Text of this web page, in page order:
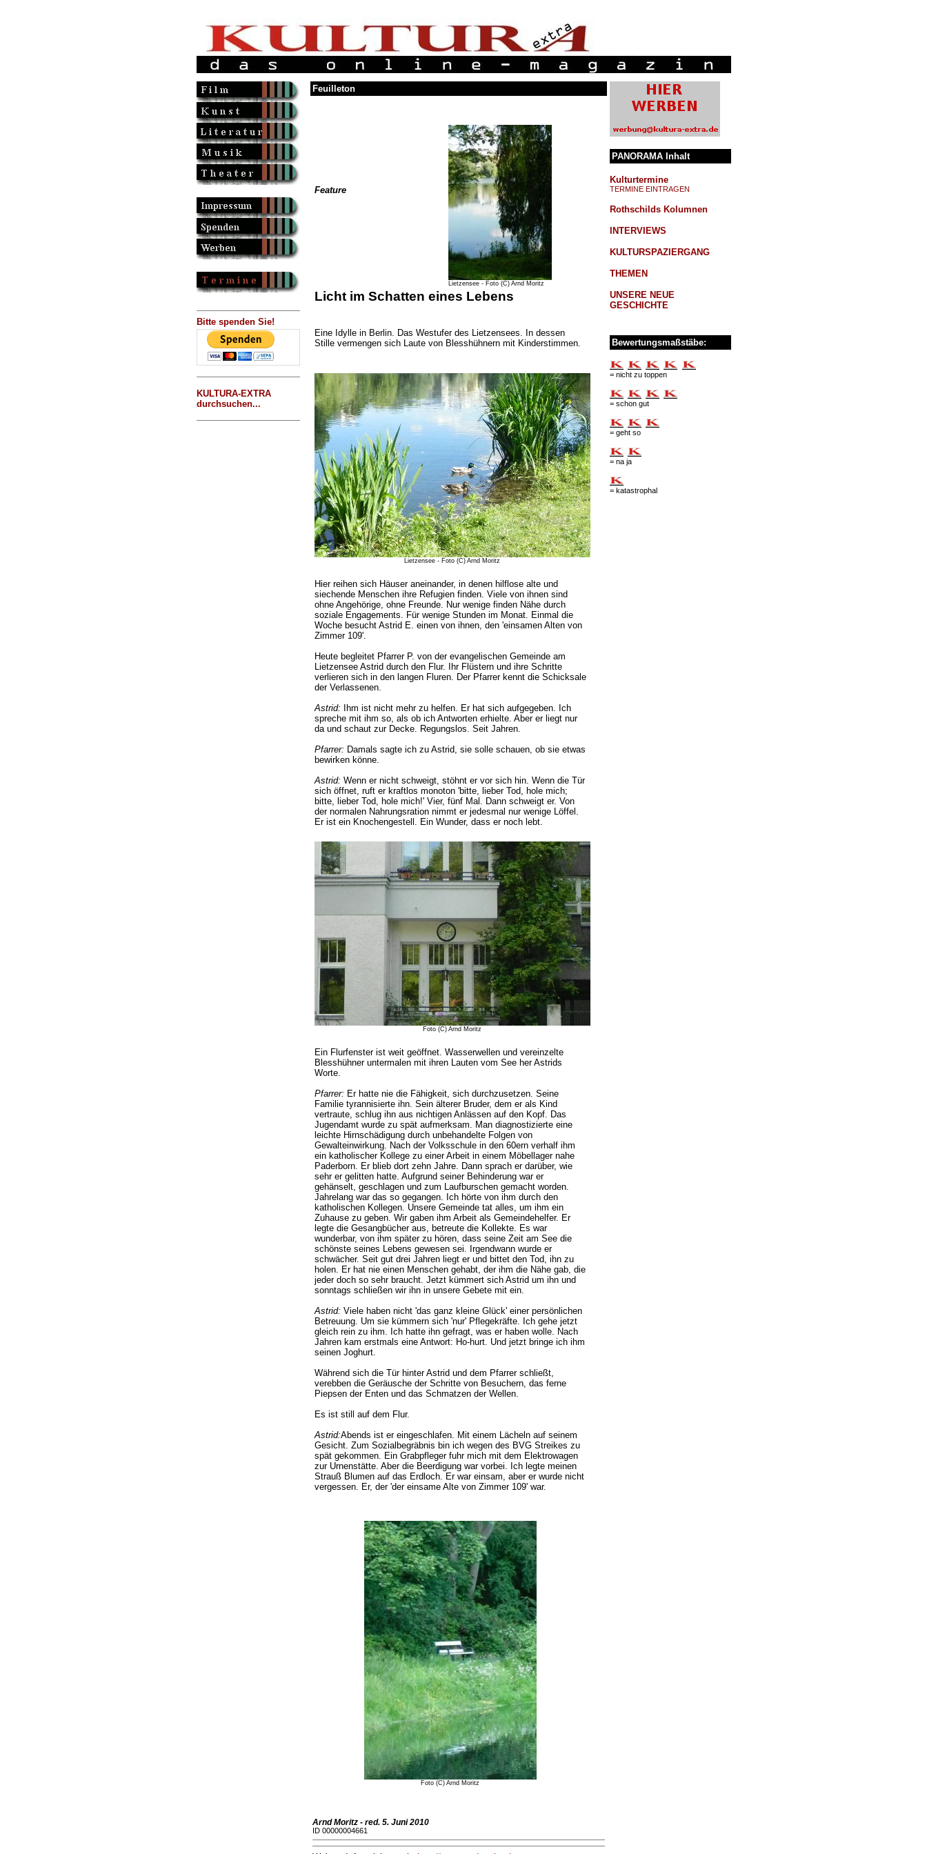
Bitte spenden Sie!
KULTURA-EXTRA
durchsuchen...
Feuilleton
Feature
Lietzensee - Foto (C) Arnd Moritz
Licht im Schatten eines Lebens
Eine Idylle in Berlin. Das Westufer des Lietzensees. In dessen
Stille vermengen sich Laute von Blesshühnern mit Kinderstimmen.
Lietzensee - Foto (C) Arnd Moritz
Hier reihen sich Häuser aneinander, in denen hilflose alte und
siechende Menschen ihre Refugien finden. Viele von ihnen sind
ohne Angehörige, ohne Freunde. Nur wenige finden Nähe durch
soziale Engagements. Für wenige Stunden im Monat. Einmal die
Woche besucht Astrid E. einen von ihnen, den 'einsamen Alten von
Zimmer 109'.
Heute begleitet Pfarrer P. von der evangelischen Gemeinde am
Lietzensee Astrid durch den Flur. Ihr Flüstern und ihre Schritte
verlieren sich in den langen Fluren. Der Pfarrer kennt die Schicksale
der Verlassenen.
Astrid: Ihm ist nicht mehr zu helfen. Er hat sich aufgegeben. Ich
spreche mit ihm so, als ob ich Antworten erhielte. Aber er liegt nur
da und schaut zur Decke. Regungslos. Seit Jahren.
Pfarrer: Damals sagte ich zu Astrid, sie solle schauen, ob sie etwas
bewirken könne.
Astrid: Wenn er nicht schweigt, stöhnt er vor sich hin. Wenn die Tür
sich öffnet, ruft er kraftlos monoton 'bitte, lieber Tod, hole mich;
bitte, lieber Tod, hole mich!' Vier, fünf Mal. Dann schweigt er. Von
der normalen Nahrungsration nimmt er jedesmal nur wenige Löffel.
Er ist ein Knochengestell. Ein Wunder, dass er noch lebt.
Foto (C) Arnd Moritz
Ein Flurfenster ist weit geöffnet. Wasserwellen und vereinzelte
Blesshühner untermalen mit ihren Lauten vom See her Astrids
Worte.
Pfarrer: Er hatte nie die Fähigkeit, sich durchzusetzen. Seine
Familie tyrannisierte ihn. Sein älterer Bruder, dem er als Kind
vertraute, schlug ihn aus nichtigen Anlässen auf den Kopf. Das
Jugendamt wurde zu spät aufmerksam. Man diagnostizierte eine
leichte Hirnschädigung durch unbehandelte Folgen von
Gewalteinwirkung. Nach der Volksschule in den 60ern verhalf ihm
ein katholischer Kollege zu einer Arbeit in einem Möbellager nahe
Paderborn. Er blieb dort zehn Jahre. Dann sprach er darüber, wie
sehr er gelitten hatte. Aufgrund seiner Behinderung war er
gehänselt, geschlagen und zum Laufburschen gemacht worden.
Jahrelang war das so gegangen. Ich hörte von ihm durch den
katholischen Kollegen. Unsere Gemeinde tat alles, um ihm ein
Zuhause zu geben. Wir gaben ihm Arbeit als Gemeindehelfer. Er
legte die Gesangbücher aus, betreute die Kollekte. Es war
wunderbar, von ihm später zu hören, dass seine Zeit am See die
schönste seines Lebens gewesen sei. Irgendwann wurde er
schwächer. Seit gut drei Jahren liegt er und bittet den Tod, ihn zu
holen. Er hat nie einen Menschen gehabt, der ihm die Nähe gab, die
jeder doch so sehr braucht. Jetzt kümmert sich Astrid um ihn und
sonntags schließen wir ihn in unsere Gebete mit ein.
Astrid: Viele haben nicht 'das ganz kleine Glück' einer persönlichen
Betreuung. Um sie kümmern sich 'nur' Pflegekräfte. Ich gehe jetzt
gleich rein zu ihm. Ich hatte ihn gefragt, was er haben wolle. Nach
Jahren kam erstmals eine Antwort: Ho-hurt. Und jetzt bringe ich ihm
seinen Joghurt.
Während sich die Tür hinter Astrid und dem Pfarrer schließt,
verebben die Geräusche der Schritte von Besuchern, das ferne
Piepsen der Enten und das Schmatzen der Wellen.
Es ist still auf dem Flur.
Astrid:Abends ist er eingeschlafen. Mit einem Lächeln auf seinem
Gesicht. Zum Sozialbegräbnis bin ich wegen des BVG Streikes zu
spät gekommen. Ein Grabpfleger fuhr mich mit dem Elektrowagen
zur Urnenstätte. Aber die Beerdigung war vorbei. Ich legte meinen
Strauß Blumen auf das Erdloch. Er war einsam, aber er wurde nicht
vergessen. Er, der 'der einsame Alte von Zimmer 109' war.
Foto (C) Arnd Moritz
Arnd Moritz - red. 5. Juni 2010
ID 00000004661
PANORAMA Inhalt
Kulturtermine
TERMINE EINTRAGEN
Rothschilds Kolumnen
INTERVIEWS
KULTURSPAZIERGANG
THEMEN
UNSERE NEUE
GESCHICHTE
Bewertungsmaßstäbe:
= nicht zu toppen
= schon gut
= geht so
= na ja
= katastrophal